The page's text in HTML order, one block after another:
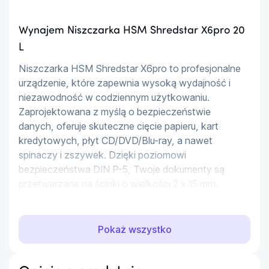
Wynajem Niszczarka HSM Shredstar X6pro 20
L
Niszczarka HSM Shredstar X6pro to profesjonalne
urządzenie, które zapewnia wysoką wydajność i
niezawodność w codziennym użytkowaniu.
Zaprojektowana z myślą o bezpieczeństwie
danych, oferuje skuteczne cięcie papieru, kart
kredytowych, płyt CD/DVD/Blu-ray, a nawet
spinaczy i zszywek. Dzięki poziomowi
bezpieczeństwa DIN P-5, Twoje dokumenty są
Profesjonalna ochrona danych
HSM Shredstar X6pro to niszczarka dokumentów,
informacji. Wyposażona w diody LED, które
Pokaż wszystko